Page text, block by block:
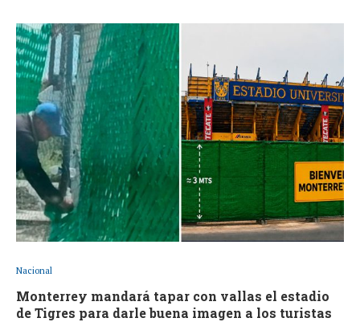
Nacional
Monterrey mandará tapar con vallas el estadio
de Tigres para darle buena imagen a los turistas